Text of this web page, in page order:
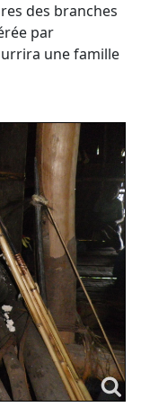
des branches
par
une famille